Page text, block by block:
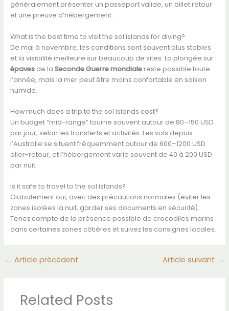
généralement présenter un passeport valide, un billet retour
et une preuve d’hébergement.
What is the best time to visit the sol islands for diving?
De mai à novembre, les conditions sont souvent plus stables
et la visibilité meilleure sur beaucoup de sites. La plongée sur
épavesde la Seconde Guerre mondialereste possible toute
l’année, mais la mer peut être moins confortable en saison
humide.
How much does a trip to the sol islands cost?
Un budget “mid-range” tourne souvent autour de 80–150 USD
par jour, selon les transferts et activités. Les vols depuis
l’Australie se situent fréquemment autour de 600–1200 USD
aller-retour, et l’hébergement varie souvent de 40 à 200 USD
par nuit.
Is it safe to travel to the sol islands?
Globalement oui, avec des précautions normales (éviter les
zones isolées la nuit, garder ses documents en sécurité).
Tenez compte de la présence possible de crocodiles marins
dans certaines zones côtières et suivez les consignes locales.
← Article précédent Article suivant →
Related Posts